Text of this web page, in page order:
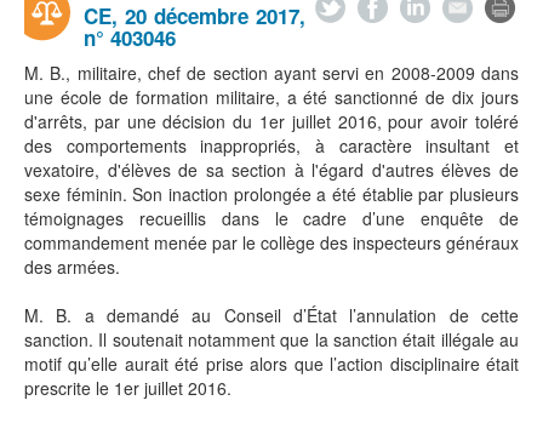
CE, 20 décembre 2017,
n° 403046
M. B., militaire, chef de section ayant servi en 2008-2009 dans
une école de formation militaire, a été sanctionné de dix jours
d'arrêts, par une décision du 1er juillet 2016, pour avoir toléré
des comportements inappropriés, à caractère insultant et
vexatoire, d'élèves de sa section à l'égard d'autres élèves de
sexe féminin. Son inaction prolongée a été établie par plusieurs
témoignages recueillis dans le cadre d’une enquête de
commandement menée par le collège des inspecteurs généraux
des armées.
M. B. a demandé au Conseil d’État l’annulation de cette
sanction. Il soutenait notamment que la sanction était illégale au
motif qu’elle aurait été prise alors que l’action disciplinaire était
prescrite le 1er juillet 2016.